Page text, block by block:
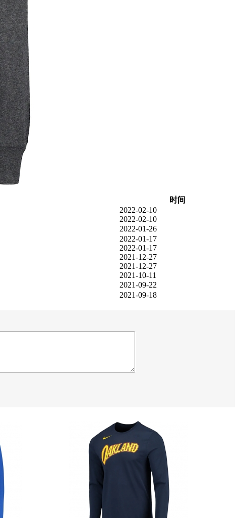
时间
2022-02-10
2022-02-10
2022-01-26
2022-01-17
2022-01-17
2021-12-27
2021-12-27
2021-10-11
2021-09-22
2021-09-18